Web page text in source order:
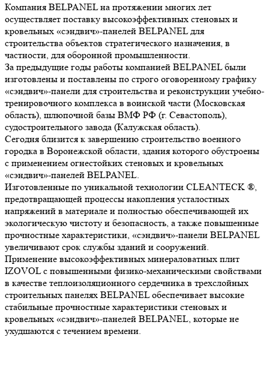
Компания BELPANEL на протяжении многих лет
осуществляет поставку высокоэффективных стеновых и
кровельных «сэндвич»-панелей BELPANEL для
строительства объектов стратегического назначения, в
частности, для оборонной промышленности.
За предыдущие годы работы компанией BELPANEL были
изготовлены и поставлены по строго оговоренному графику
«сэндвич»-панели для строительства и реконструкции учебно-
тренировочного комплекса в воинской части (Московская
область), шлюпочной базы ВМФ РФ (г. Севастополь),
судостроительного завода (Калужская область).
Сегодня близится к завершению строительство военного
городка в Воронежской области, здания которого обустроены
с применением огнестойких стеновых и кровельных
«сэндвич»-панелей BELPANEL.
Изготовленные по уникальной технологии CLEANTECK ®,
предотвращающей процессы накопления усталостных
напряжений в материале и полностью обеспечивающей их
экологическую чистоту и безопасность, а также повышенные
прочностные характеристики, «сэндвич»-панели BELPANEL
увеличивают срок службы зданий и сооружений.
Применение высокоэффективных минераловатных плит
IZOVOL с повышенными физико-механическими свойствами
в качестве теплоизоляционного сердечника в трехслойных
строительных панелях BELPANEL обеспечивает высокие
стабильные прочностные характеристики стеновых и
кровельных «сэндвич»-панелей BELPANEL, которые не
ухудшаются с течением времени.